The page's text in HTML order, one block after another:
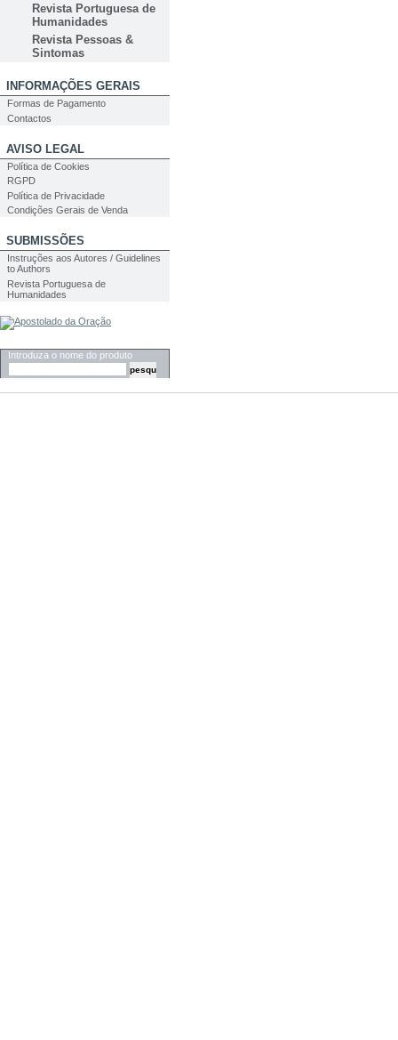
Revista Portuguesa de
Humanidades
Revista Pessoas &
Sintomas
INFORMAÇÕES GERAIS
Formas de Pagamento
Contactos
AVISO LEGAL
Política de Cookies
RGPD
Política de Privacidade
Condições Gerais de Venda
SUBMISSÕES
Instruções aos Autores / Guidelines
to Authors
Revista Portuguesa de
Humanidades
Introduza o nome do produto